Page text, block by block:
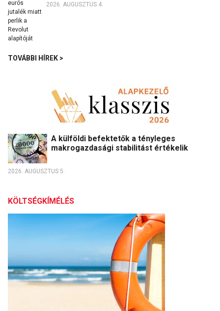
2026. AUGUSZTUS 4.
TOVÁBBI HÍREK >
A külföldi befektetők a tényleges
makrogazdasági stabilitást értékelik
2026. AUGUSZTUS 5.
KÖLTSÉGKÍMÉLÉS